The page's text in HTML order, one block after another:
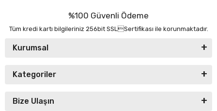
%100 Güvenli Ödeme
Tüm kredi kartı bilgileriniz 256bit SSLSertifikası ile korunmaktadır.
Kurumsal
Kategoriler
Bize Ulaşın